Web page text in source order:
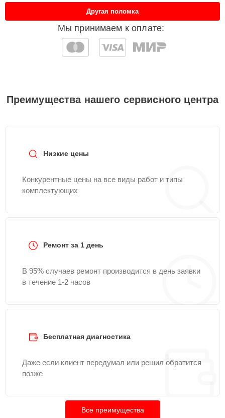
Мы принимаем к оплате:
Другая поломка
Преимущества нашего сервисного центра
Низкие цены
Конкурентные цены на все виды работ и типы
комплектующих
Ремонт за 1 день
В 95% случаев ремонт производится в день заявки
в течение 1-2 часов
Бесплатная диагностика
Даже если клиент передумал или решил обратится
позже
Все преимущества